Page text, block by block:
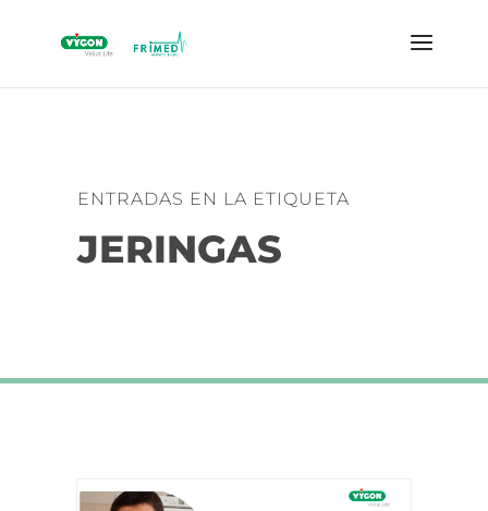
ENTRADAS EN LA ETIQUETA
JERINGAS